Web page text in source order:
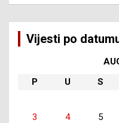
Vijesti po
P
U S
3
4 5